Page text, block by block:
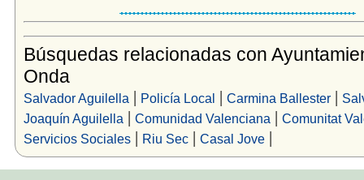
Búsquedas relacionadas con
Onda
Salvador Aguilella | Policía Local | Carmina Ballester|
Joaquín Aguilella | Comunidad Valenciana | Comunitat
Servicios Sociales| Riu Sec| Casal Jove|